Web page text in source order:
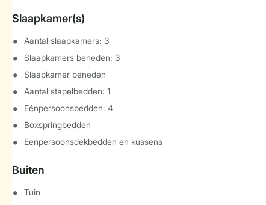
Slaapkamer(s)
Aantal slaapkamers: 3
Slaapkamers beneden: 3
Slaapkamer beneden
Aantal stapelbedden: 1
Eénpersoonsbedden: 4
Boxspringbedden
Eenpersoonsdekbedden en kussens
Buiten
Tuin